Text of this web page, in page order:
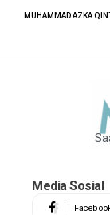
MUHAMMAD AZKA
Media Sosial